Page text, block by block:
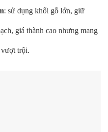
: sử dụng khối gỗ lớn, giữ
giá thành cao nhưng mang
trội.